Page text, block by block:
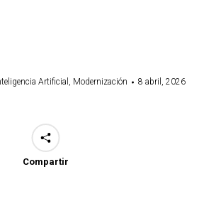
Artificial , Modernización 8 abril, 2026
Compartir